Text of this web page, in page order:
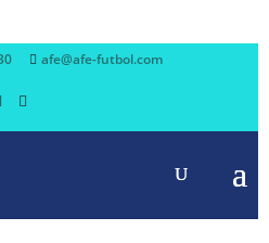
afe@afe-futbol.com